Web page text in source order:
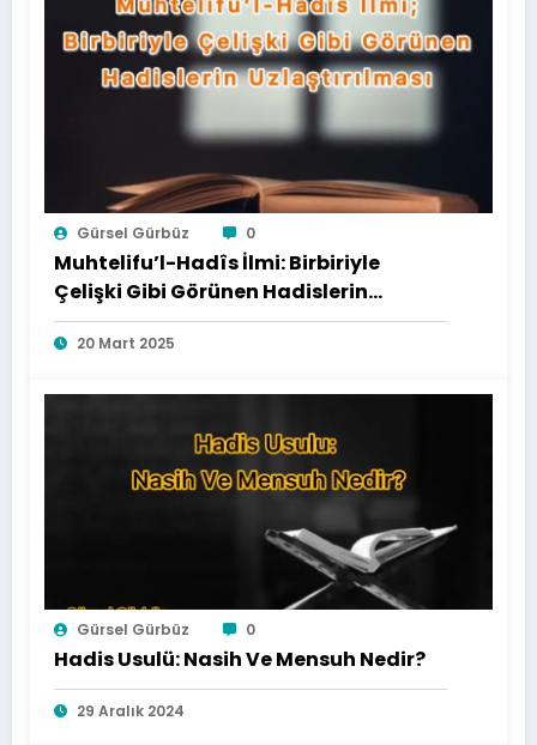
Gürsel Gürbüz 0
Muhtelifu’l-Hadîs İlmi: Birbiriyle
Çelişki Gibi Görünen Hadislerin
Uzlaştırılması
20 Mart 2025
Gürsel Gürbüz 0
Hadis Usulü: Nasih Ve Mensuh Nedir?
29 Aralık 2024